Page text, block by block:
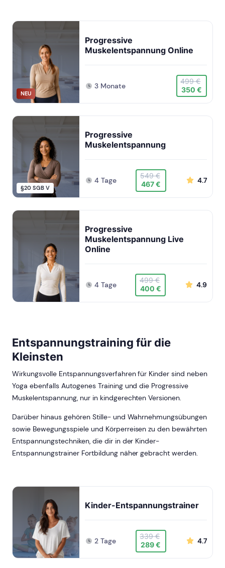
NEU
Progressive
Muskelentspannung Online
3 Monate
499 €
350 €
§20 SGB V
Progressive
Muskelentspannung
4 Tage
549 €
467 €
4.7
Progressive
Muskelentspannung Live
Online
4 Tage
499 €
400 €
4.9
Entspannungstraining für die
Kleinsten
Wirkungsvolle Entspannungsverfahren für Kinder sind neben
Yoga ebenfalls Autogenes Training und die Progressive
Muskelentspannung, nur in kindgerechten Versionen.
Darüber hinaus gehören Stille- und Wahrnehmungsübungen
sowie Bewegungsspiele und Körperreisen zu den bewährten
Entspannungstechniken, die dir in der Kinder-
Entspannungstrainer Fortbildung näher gebracht werden.
Kinder-Entspannungstrainer
2 Tage
339 €
289 €
4.7